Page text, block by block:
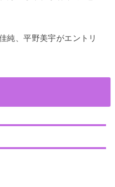
純、平野美宇がエントリ